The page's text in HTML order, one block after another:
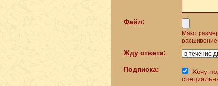
Файл:
Макс.
расширение
Жду ответа:
Подписка:
Хочу